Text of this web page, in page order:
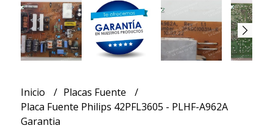
Inicio
Placas Fuente
Placa Fuente Philips 42PFL3605 - PLHF-A962A
Garantia